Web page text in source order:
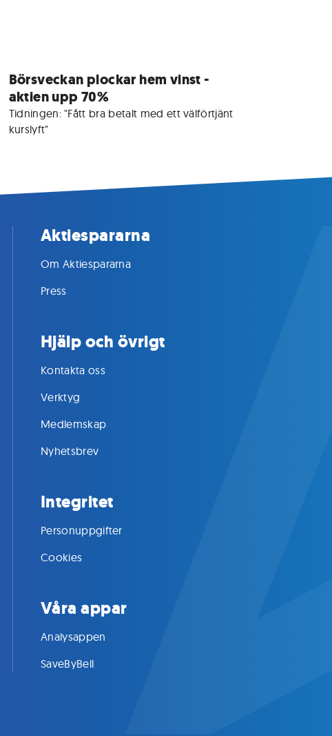
Börsveckan plockar hem vinst -
aktien upp 70%
Tidningen: "Fått bra betalt med ett välförtjänt
kurslyft"
Aktiespararna
Om Aktiespararna
Press
Hjälp och övrigt
Kontakta oss
Verktyg
Medlemskap
Nyhetsbrev
Integritet
Personuppgifter
Cookies
Våra appar
Analysappen
SaveByBell